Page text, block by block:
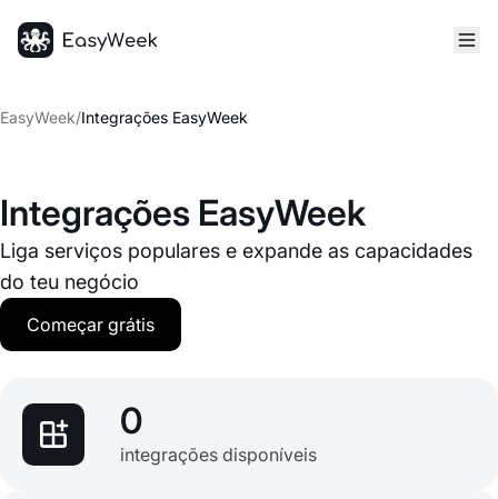
EasyWeek/Integrações EasyWeek
Integrações EasyWeek
Liga serviços populares e expande as capacidades
do teu negócio
Começar grátis
0
integrações disponíveis